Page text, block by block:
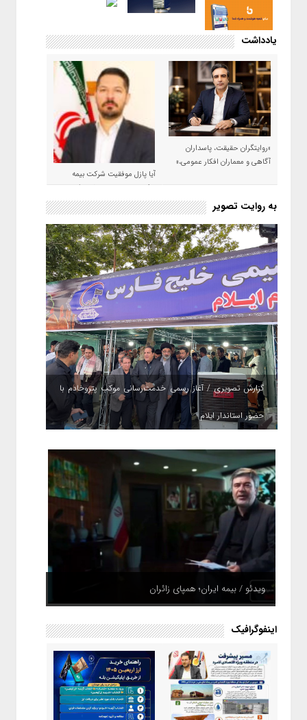
یادداشت
«روایتگران حقیقت، پاسداران
آگاهی و معماران افکار عمومی،»
آیا پازل موفقیت شرکت بیمه
حکمت صبا در سال ۱۴۰۵ کامل می
شود؟!
به روایت تصویر
گزارش تصویری / آغاز رسمی خدمت‌رسانی موکب پتروخادم با
حضور استاندار ایلام
ویدئو / بیمه ایران؛ همپای زائران
اینفوگرافیک